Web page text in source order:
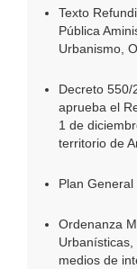
Texto
Pública
Urbanismo,
Decreto
aprueba el
1 de
territorio de
Plan
Ordenanza
medios de